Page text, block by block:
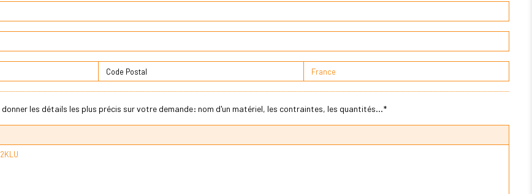
donner les détails les plus précis sur votre demande: nom d'un matériel, les contraintes, les quantités...*